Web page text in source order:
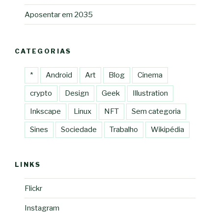
Aposentar em 2035
CATEGORIAS
* Android Art Blog Cinema
crypto Design Geek Illustration
Inkscape Linux NFT Sem categoria
Sines Sociedade Trabalho Wikipédia
LINKS
Flickr
Instagram